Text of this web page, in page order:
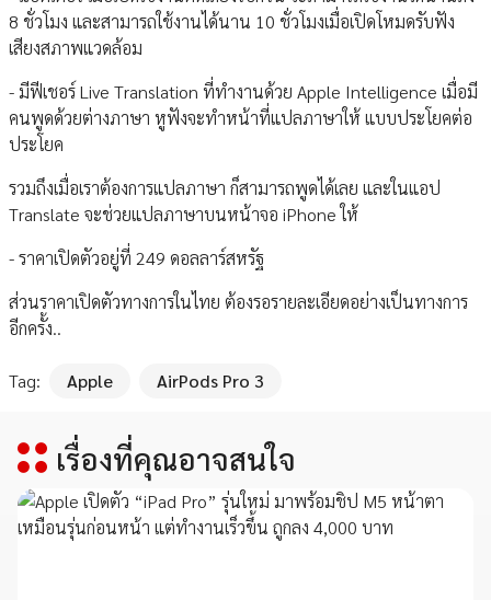
8 ชั่วโมง และสามารถใช้งานได้นาน 10 ชั่วโมงเมื่อเปิดโหมดรับฟัง
เสียงสภาพแวดล้อม
- มีฟีเชอร์ Live Translation ที่ทำงานด้วย Apple Intelligence เมื่อมี
คนพูดด้วยต่างภาษา หูฟังจะทำหน้าที่แปลภาษาให้ แบบประโยคต่อ
ประโยค
รวมถึงเมื่อเราต้องการแปลภาษา ก็สามารถพูดได้เลย และในแอป
Translate จะช่วยแปลภาษาบนหน้าจอ iPhone ให้
- ราคาเปิดตัวอยู่ที่ 249 ดอลลาร์สหรัฐ
ส่วนราคาเปิดตัวทางการในไทย ต้องรอรายละเอียดอย่างเป็นทางการ
อีกครั้ง..
Tag: Apple AirPods Pro 3
เรื่องที่คุณอาจสนใจ